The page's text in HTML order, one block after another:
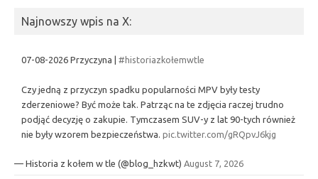
Najnowszy wpis na X:
07-08-2026 Przyczyna | #historiazkołemwtle
Czy jedną z przyczyn spadku popularności MPV były testy
zderzeniowe? Być może tak. Patrząc na te zdjęcia raczej trudno
podjąć decyzję o zakupie. Tymczasem SUV-y z lat 90-tych również
nie były wzorem bezpieczeństwa. pic.twitter.com/gRQpvJ6kjg
— Historia z kołem w tle (@blog_hzkwt) August 7, 2026